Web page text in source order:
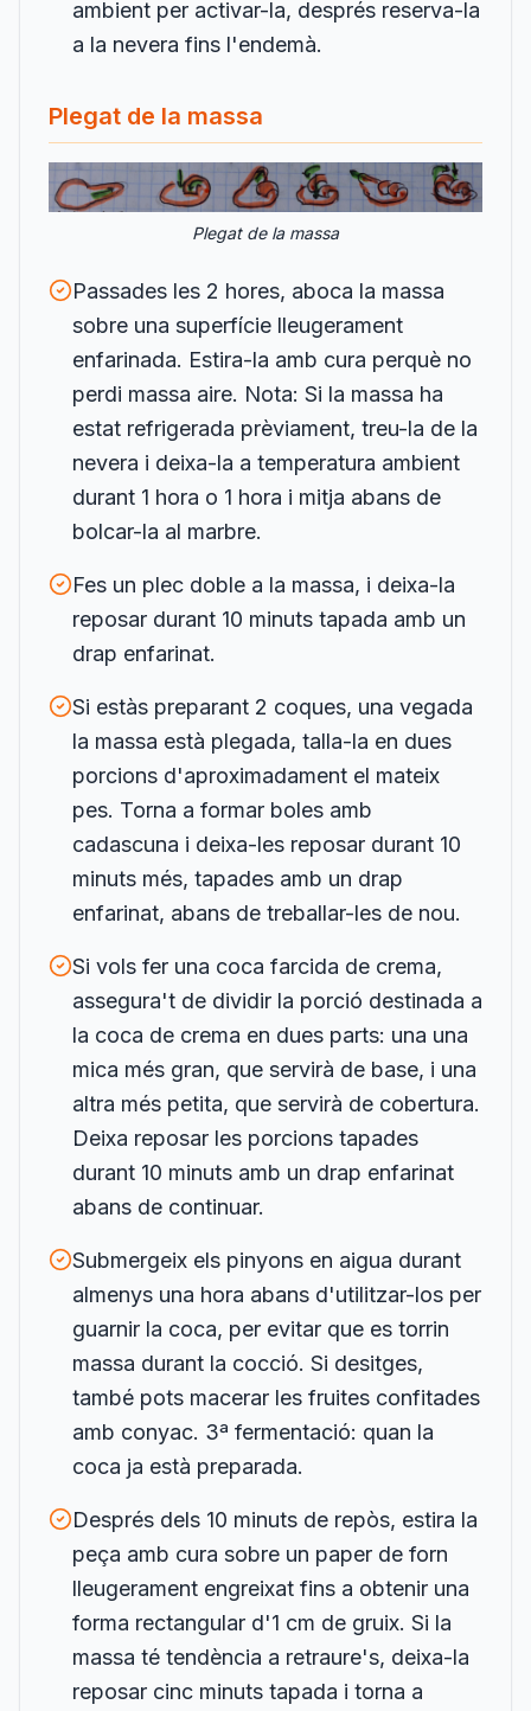
ambient per activar-la, després reserva-la
a la nevera fins l'endemà.
Plegat de la massa
Plegat de la massa
Passades les 2 hores, aboca la massa
sobre una superfície lleugerament
enfarinada. Estira-la amb cura perquè no
perdi massa aire. Nota: Si la massa ha
estat refrigerada prèviament, treu-la de la
nevera i deixa-la a temperatura ambient
durant 1 hora o 1 hora i mitja abans de
bolcar-la al marbre.
Fes un plec doble a la massa, i deixa-la
reposar durant 10 minuts tapada amb un
drap enfarinat.
Si estàs preparant 2 coques, una vegada
la massa està plegada, talla-la en dues
porcions d'aproximadament el mateix
pes. Torna a formar boles amb
cadascuna i deixa-les reposar durant 10
minuts més, tapades amb un drap
enfarinat, abans de treballar-les de nou.
Si vols fer una coca farcida de crema,
assegura't de dividir la porció destinada a
la coca de crema en dues parts: una una
mica més gran, que servirà de base, i una
altra més petita, que servirà de cobertura.
Deixa reposar les porcions tapades
durant 10 minuts amb un drap enfarinat
abans de continuar.
Submergeix els pinyons en aigua durant
almenys una hora abans d'utilitzar-los per
guarnir la coca, per evitar que es torrin
massa durant la cocció. Si desitges,
també pots macerar les fruites confitades
amb conyac. 3ª fermentació: quan la
coca ja està preparada.
Després dels 10 minuts de repòs, estira la
peça amb cura sobre un paper de forn
lleugerament engreixat fins a obtenir una
forma rectangular d'1 cm de gruix. Si la
massa té tendència a retraure's, deixa-la
reposar cinc minuts tapada i torna a